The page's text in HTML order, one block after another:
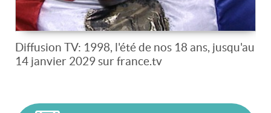
Diffusion TV: 1998, l'été de nos 18 ans, jusqu'au
14 janvier 2029 sur france.tv